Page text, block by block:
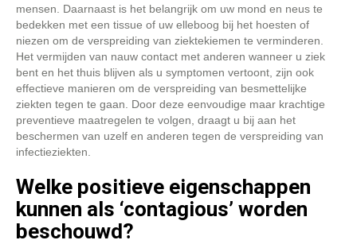
mensen. Daarnaast is het belangrijk om uw mond en neus te
bedekken met een tissue of uw elleboog bij het hoesten of
niezen om de verspreiding van ziektekiemen te verminderen.
Het vermijden van nauw contact met anderen wanneer u ziek
bent en het thuis blijven als u symptomen vertoont, zijn ook
effectieve manieren om de verspreiding van besmettelijke
ziekten tegen te gaan. Door deze eenvoudige maar krachtige
preventieve maatregelen te volgen, draagt u bij aan het
beschermen van uzelf en anderen tegen de verspreiding van
infectieziekten.
Welke positieve eigenschappen
kunnen als ‘contagious’ worden
beschouwd?